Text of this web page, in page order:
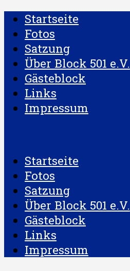
Startseite
Fotos
Satzung
Über Block 501 e.V.
Gästeblock
Links
Impressum
Startseite
Fotos
Satzung
Über Block 501 e.V.
Gästeblock
Links
Impressum